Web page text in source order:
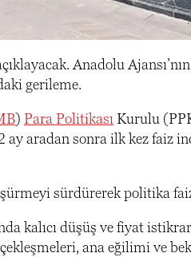
Anadolu
gerileme.
) Para Politikası Kurulu
ay aradan sonra ilk kez
sürdürerek politika
kalıcı düşüş ve fiyat
ana eğilimi ve